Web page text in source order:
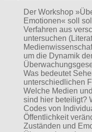
Der Workshop
Emotionen« soll
Verfahren aus
untersuchen
um die Dynamik
Was bedeutet
unterschiedlichen
Welche Medien
sind hier beteiligt?
Codes von
Öffentlichkeit
Zuständen und